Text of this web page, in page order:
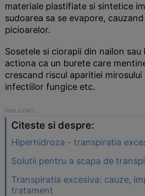
materiale plastifiate si sintetice
sudoarea sa se evapore,
picioarelor.
Sosetele si ciorapii din nailon
actiona ca un burete care
crescand riscul aparitiei mirosului
infectiilor fungice etc.
Citeste si despre:
Hiperhidroza - transpiratia
Solutii pentru a scapa de
Transpiratia excesiva: cauze,
tratament